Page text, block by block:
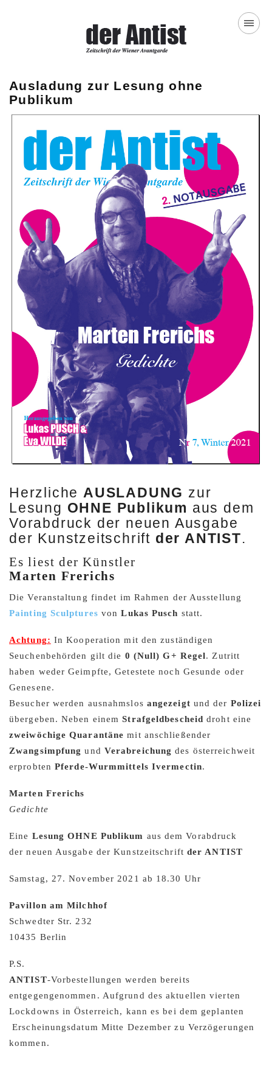
Ausladung zur Lesung ohne
Publikum
Herzliche AUSLADUNG zur
Lesung OHNE Publikum aus dem
Vorabdruck der neuen Ausgabe
der Kunstzeitschrift der ANTIST.
Es liest der Künstler
Marten Frerichs
Die Veranstaltung findet im Rahmen der Ausstellung
Painting Sculptures vonLukas Pusch statt.
Achtung: In Kooperation mit den zuständigen
Seuchenbehörden gilt die 0 (Null) G+ Regel. Zutritt
haben weder Geimpfte, Getestete noch Gesunde oder
Genesene.
Besucher werden ausnahmslos angezeigt und der Polizei
übergeben. Neben einemStrafgeldbescheid droht eine
zweiwöchige Quarantäne mit anschließender
Zwangsimpfung und Verabreichung des österreichweit
erprobten Pferde-Wurmmittels Ivermectin.
Marten Frerichs
Gedichte
Eine Lesung OHNE Publikum aus dem Vorabdruck
der neuen Ausgabe der Kunstzeitschrift der ANTIST
Samstag, 27. November 2021 ab 18.30 Uhr
Pavillon am Milchhof
Schwedter Str. 232
10435 Berlin
P.S.
ANTIST-Vorbestellungen werden bereits
entgegengenommen. Aufgrund des aktuellen vierten
Lockdowns in Österreich, kann es bei dem geplanten
Erscheinungsdatum Mitte Dezember zu Verzögerungen
kommen.